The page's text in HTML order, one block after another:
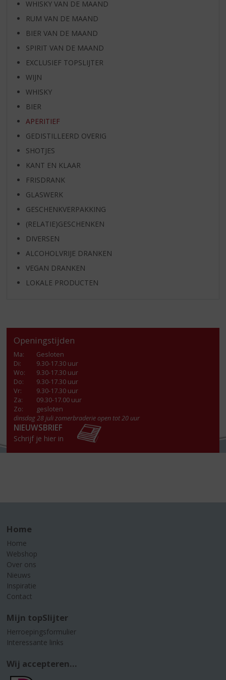
WHISKY VAN DE MAAND
RUM VAN DE MAAND
BIER VAN DE MAAND
SPIRIT VAN DE MAAND
EXCLUSIEF TOPSLIJTER
WIJN
WHISKY
BIER
APERITIEF
GEDISTILLEERD OVERIG
SHOTJES
KANT EN KLAAR
FRISDRANK
GLASWERK
GESCHENKVERPAKKING
(RELATIE)GESCHENKEN
DIVERSEN
ALCOHOLVRIJE DRANKEN
VEGAN DRANKEN
LOKALE PRODUCTEN
Openingstijden
Ma:
Gesloten
Di:
9.30-17.30 uur
Wo:
9.30-17.30 uur
Do:
9.30-17.30 uur
Vr:
9.30-17.30 uur
Za:
09.30-17.00 uur
Zo:
gesloten
dinsdag 28 juli zomerbraderie open tot 20 uur
NIEUWSBRIEF
Schrijf je hier in
Home
Home
Webshop
Over ons
Nieuws
Inspiratie
Contact
Mijn topSlijter
Herroepingsformulier
Interessante links
Wij accepteren...